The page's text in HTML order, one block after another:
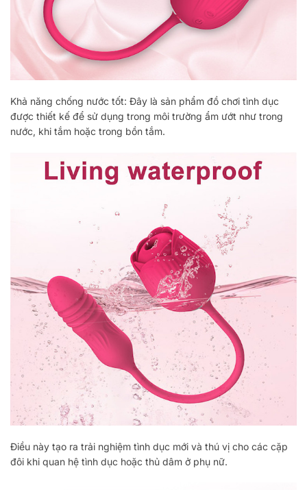
Khả năng chống nước tốt: Đây là sản phẩm đồ chơi tình dục
được thiết kế để sử dụng trong môi trường ẩm ướt như trong
nước, khi tắm hoặc trong bồn tắm.
Điều này tạo ra trải nghiệm tình dục mới và thú vị cho các cặp
đôi khi quan hệ tình dục hoặc thủ dâm ở phụ nữ.